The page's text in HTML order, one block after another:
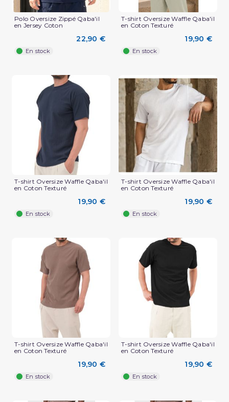
(2 avis)
Polo Oversize Zippé Qaba'il
en Jersey Coton
22,90 €
En stock
T-shirt Oversize Waffle Qaba'il
en Coton Texturé
19,90 €
En stock
T-shirt Oversize Waffle Qaba'il
en Coton Texturé
19,90 €
En stock
T-shirt Oversize Waffle Qaba'il
en Coton Texturé
19,90 €
En stock
T-shirt Oversize Waffle Qaba'il
en Coton Texturé
19,90 €
En stock
T-shirt Oversize Waffle Qaba'il
en Coton Texturé
19,90 €
En stock